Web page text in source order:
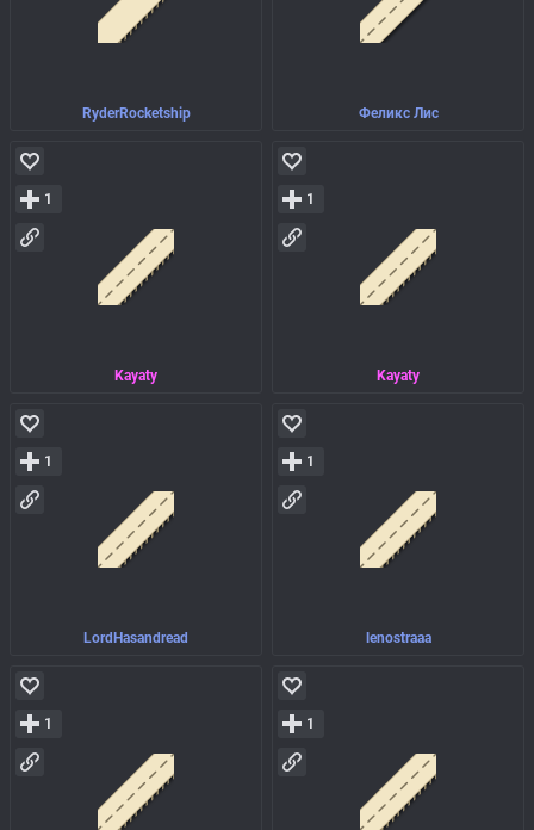
RyderRocketship Феликс Лис
Kayaty
1
Kayaty
1
LordHasandread
1
lenostraaa
1
1 1